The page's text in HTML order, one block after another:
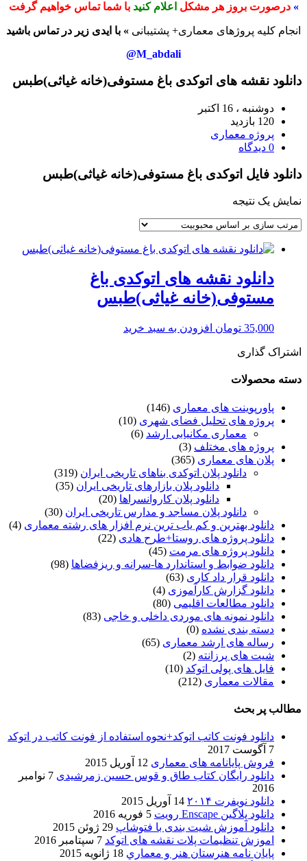
» درصورت بروز هر مشکل اعلام کنید با شما تماس خواهیم گرفت
انجام کلیه پروژهای معماری+ پشتیبانی » با ایدی زیر در تماس باشید
M_abdali@
دانلود نقشه های اتوکدی باغ مستوفی(خانه غیاثی)طبس
دوشنبه ، 16 اکتبر
120 بازدید
پروژه معماری
0 دیدگاه
دانلود فایل اتوکدی باغ مستوفی(خانه غیاثی)طبس
نمایش یک نتیجه
دانلود نقشه های اتوکدی باغ
مستوفی(خانه غیاثی)طبس
35,000 تومان افزودن به سبد خرید
اشتراک گذاری
دسته محصولات
پاورپوینت های معماری (146)
پروژه های تحلیل فضای شهری (10)
معماری مکانیابی ارشد (6)
پروژه های مختلف (3)
پلان های معماری (365)
دانلود پلان اتوکدی بناهای تاریخی ایران (319)
دانلود پلان بازارهای تاریخی ایران (35)
دانلود پلان کاروانسراها (20)
دانلود پلان مساجد و مدارس تاریخی ایران (30)
دانلود بهترین و کم یاب ترین نرم افزار های رشته معماری (4)
دانلود پروژه های روستا+طرح هادی (22)
دانلود پروژه های مرمت (45)
دانلود ضوابط و استاندارد ها-سرانه و ریزفضاها (98)
دانلود قرار داد کاری (63)
دانلود گزارش کارآموزی (4)
دانلود مطالعات اقلیمی (80)
دانلود نمونه های موردی داخلی و خاجی (83)
دسته بندی نشده (0)
رساله های ارشد معماری (65)
شیت های پرزانته (2)
فایل های پولی اتوکد (10)
مقالات معماری (212)
مطالب پر بحث
دانلود فونت کاتب اتوکد+نحوه استفاده از فونت کاتب در اتوکد
7 آگوست 2017
فروش پایانامه های معماری 12 آوریل 2015
دانلود رایگان کتاب طاق و قوس حسین زمرشیدی
7 نوامبر
2016
دانلود نویفرت ۲۰۱۴
14 آوریل 2015
دانلود پلاگین Enscape رویت
5 فوریه 2016
دانلود آموزش شیت بندی با فتوشاپ 29 ژوئن 2015
اموزش تنظیمات پلات نقشه های اتوکد 7 سپتامبر 2016
پایان نامه هنرستان هنر و معماري 18 ژانویه 2015